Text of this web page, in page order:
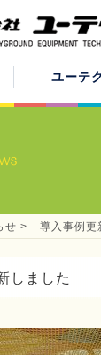
ユーテ
せ > 導入事例更
しました